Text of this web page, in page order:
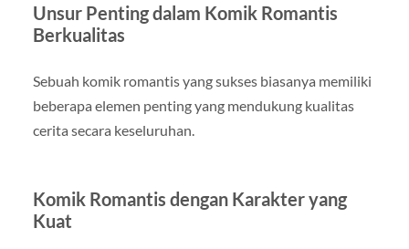
Unsur Penting dalam Komik Romantis
Berkualitas
Sebuah komik romantis yang sukses biasanya memiliki
beberapa elemen penting yang mendukung kualitas
cerita secara keseluruhan.
Komik Romantis dengan Karakter yang
Kuat